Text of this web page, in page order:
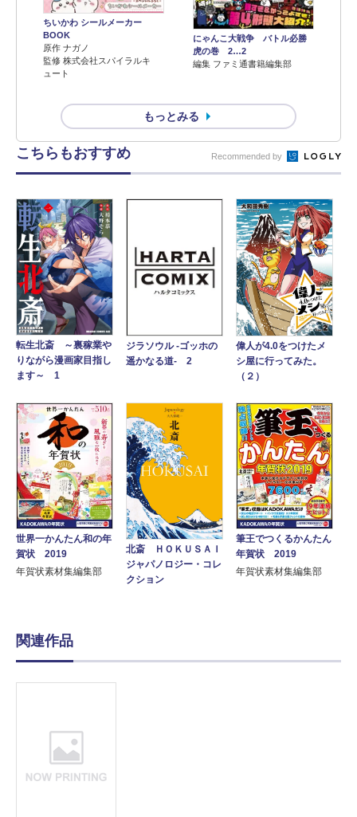
ちいかわ シールメーカー
BOOK
原作 ナガノ
監修 株式会社スパイラルキ
ュート
にゃんこ大戦争 バトル必勝
虎の巻 2…2
編集 ファミ通書籍編集部
もっとみる
こちらもおすすめ Recommended by
転生北斎 ～裏稼業や
りながら漫画家目指し
ます～ 1
ジラソウル -ゴッホの
遥かなる道- 2
偉人が4.0をつけたメ
シ屋に行ってみた。
（２）
世界一かんたん和の年
賀状 2019
年賀状素材集編集部
北斎 ＨＯＫＵＳＡＩ
ジャパノロジー・コレ
クション
筆王でつくるかんたん
年賀状 2019
年賀状素材集編集部
関連作品